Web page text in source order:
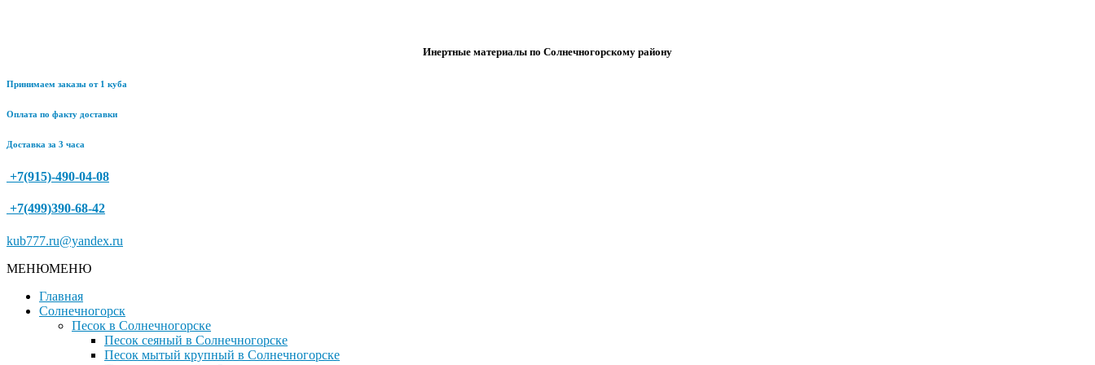
Инертные материалы по Солнечногорскому району
Принимаем заказы от 1 куба
Оплата по факту доставки
Доставка за 3 часа
+7(915)-490-04-08
+7(499)390-68-42
kub777.ru@yandex.ru
МЕНЮМЕНЮ
Главная
Солнечногорск
Песок в Солнечногорске
Песок сеяный в Солнечногорске
Песок мытый крупный в Солнечногорске